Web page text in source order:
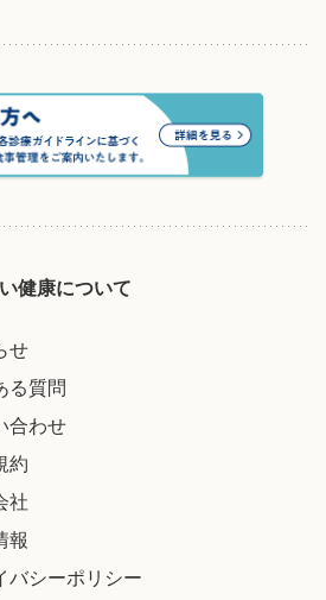
健康について
せ
る質問
合わせ
約
社
報
バシーポリシー